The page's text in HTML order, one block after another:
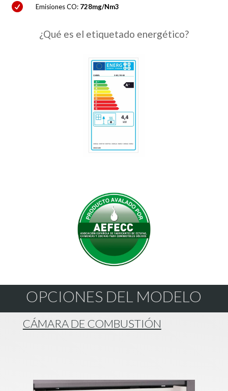
 Emisiones CO: 728mg/Nm3
¿Qué es el etiquetado energético?
OPCIONES DEL MODELO
CÁMARA DE COMBUSTIÓN